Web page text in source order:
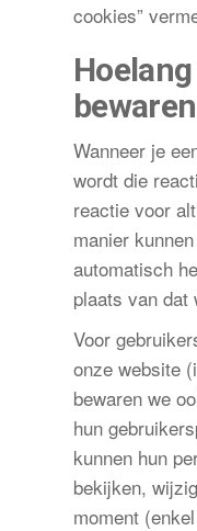
cookies”
bewaren
Wanneer je
wordt die
reactie voor
manier
automatisch
plaats van dat
Voor
onze website
bewaren we
hun
kunnen hun
bekijken,
moment